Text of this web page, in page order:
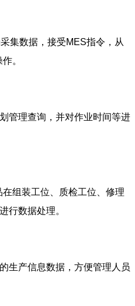
集数据，接受MES指令，从
。
管理查询，并对作业时间等进
组装工位、质检工位、修理
行数据处理。
生产信息数据，方便管理人员